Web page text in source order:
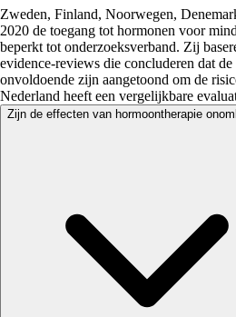
Zweden, Finland, Noorwegen,
2020 de toegang tot hormonen voor
beperkt tot onderzoeksverband. Zij
evidence-reviews die concluderen dat
onvoldoende zijn aangetoond om de
Nederland heeft een vergelijkbare
Zijn de effecten van hormoontherapie